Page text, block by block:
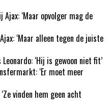
‘Maar opvolger mag de
‘Maar alleen tegen de juiste
‘Hij is gewoon niet fit’
‘Er moet meer
vinden hem geen acht